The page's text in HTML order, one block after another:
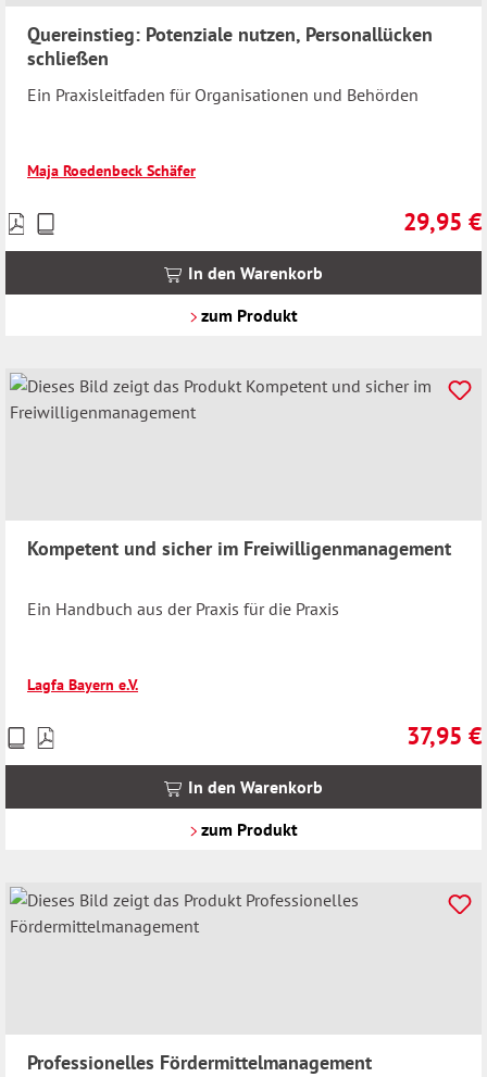
Quereinstieg: Potenziale nutzen, Personallücken
schließen
Ein Praxisleitfaden für Organisationen und Behörden
Maja Roedenbeck Schäfer
29,95 €
Preise
inkl.
In den Warenkorb
zum Produkt
Kompetent und sicher im Freiwilligenmanagement
Ein Handbuch aus der Praxis für die Praxis
Lagfa Bayern e.V.
37,95 €
Preise
inkl.
In den Warenkorb
zum Produkt
Professionelles Fördermittelmanagement